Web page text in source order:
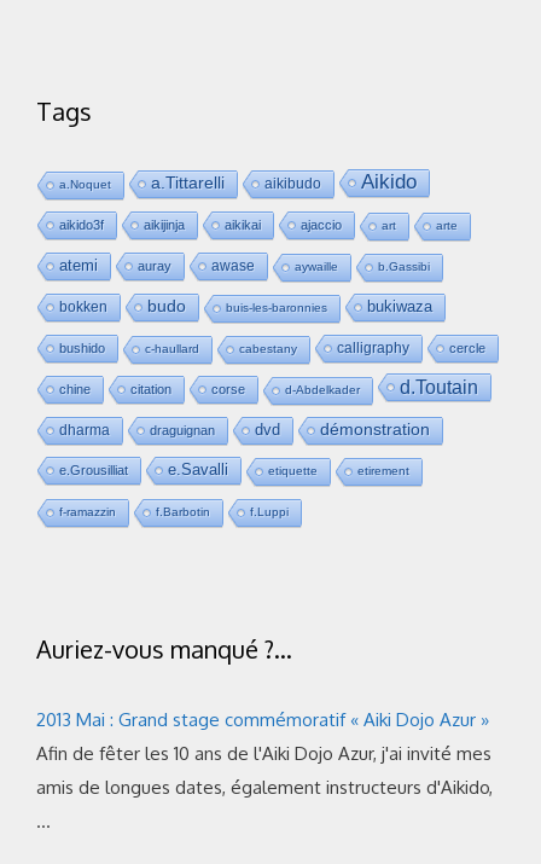
Tags
a.Noquet a.Tittarelli aikibudo Aikido
aikido3f aikijinja aikikai ajaccio art arte
atemi auray awase aywaille b.Gassibi
bokken budo buis-les-baronnies bukiwaza
bushido c-haullard cabestany calligraphy cercle
chine citation corse d-Abdelkader d.Toutain
dharma draguignan dvd démonstration
e.Grousilliat e.Savalli etiquette etirement
f-ramazzin f.Barbotin f.Luppi
Auriez-vous manqué ?…
2013 Mai : Grand stage commémoratif « Aiki Dojo Azur »
Afin de fêter les 10 ans de l'Aiki Dojo Azur, j'ai invité mes
amis de longues dates, également instructeurs d'Aikido,
…